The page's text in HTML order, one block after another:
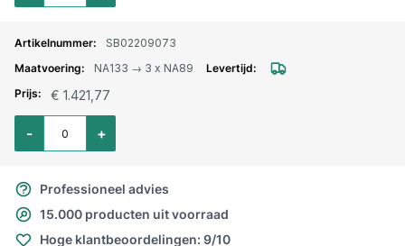
SB02209073
NA133 → 3 x NA89
€ 1.421,77
Aantal voor Storz verdeler NA133 → 3 x NA89
+
-
Professioneel advies
15.000 producten uit voorraad
Hoge klantbeoordelingen: 9/10